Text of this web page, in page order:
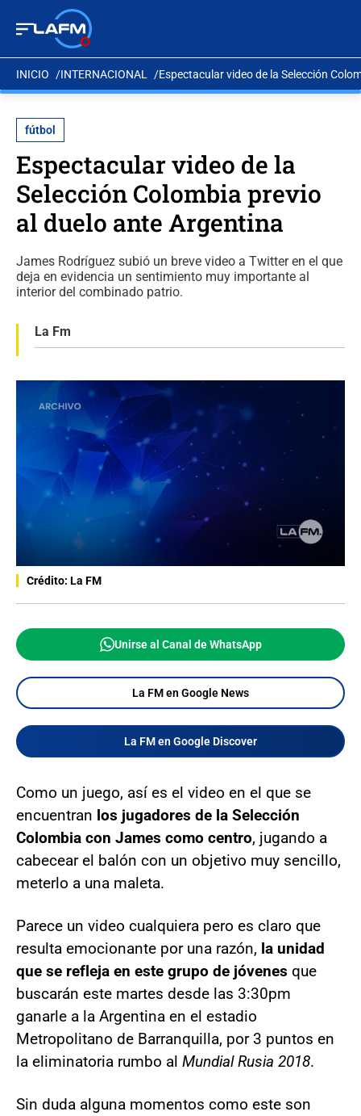
INICIO INTERNACIONAL Espectacular video de la Selección
fútbol
Espectacular video de la
Selección Colombia previo
al duelo ante Argentina
James Rodríguez subió un breve video a Twitter en el que
deja en evidencia un sentimiento muy importante al
interior del combinado patrio.
La Fm
Crédito: La FM
Unirse al Canal de WhatsApp
La FM en Google News
La FM en Google Discover
Como un juego, así es el video en el que se
encuentran los jugadores de la Selección
Colombia con James como centro, jugando a
cabecear el balón con un objetivo muy sencillo,
meterlo a una maleta.
Parece un video cualquiera pero es claro que
resulta emocionante por una razón, la unidad
que se refleja en este grupo de jóvenes que
buscarán este martes desde las 3:30pm
ganarle a la Argentina en el estadio
Metropolitano de Barranquilla, por 3 puntos en
la eliminatoria rumbo al Mundial Rusia 2018.
Sin duda alguna momentos como este son